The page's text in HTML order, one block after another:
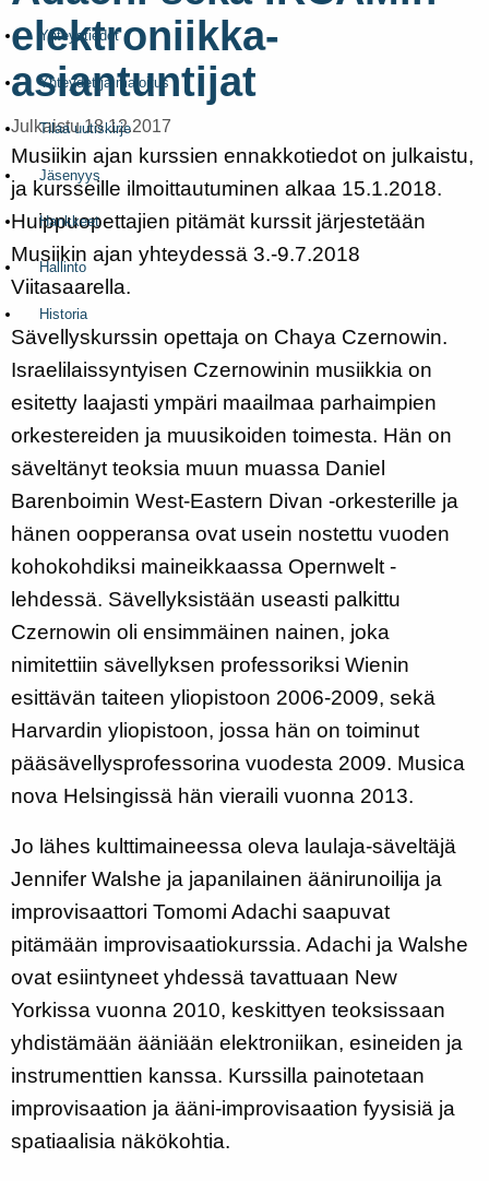
Yhteystiedot
Yhteydet ja majoitus
Tilaa uutiskirje
Jäsenyys
Hankkeet
Hallinto
Historia
elektroniikka-
asiantuntijat
Julkaistu 18.12.2017
Musiikin ajan kurssien ennakkotiedot on julkaistu,
ja kursseille ilmoittautuminen alkaa 15.1.2018.
Huippuopettajien pitämät kurssit järjestetään
Musiikin ajan yhteydessä 3.-9.7.2018
Viitasaarella.
Sävellyskurssin opettaja on Chaya Czernowin.
Israelilaissyntyisen Czernowinin musiikkia on
esitetty laajasti ympäri maailmaa parhaimpien
orkestereiden ja muusikoiden toimesta. Hän on
säveltänyt teoksia muun muassa Daniel
Barenboimin West-Eastern Divan -orkesterille ja
hänen oopperansa ovat usein nostettu vuoden
kohokohdiksi maineikkaassa Opernwelt -
lehdessä. Sävellyksistään useasti palkittu
Czernowin oli ensimmäinen nainen, joka
nimitettiin sävellyksen professoriksi Wienin
esittävän taiteen yliopistoon 2006-2009, sekä
Harvardin yliopistoon, jossa hän on toiminut
pääsävellysprofessorina vuodesta 2009. Musica
nova Helsingissä hän vieraili vuonna 2013.
Jo lähes kulttimaineessa oleva laulaja-säveltäjä
Jennifer Walshe ja japanilainen äänirunoilija ja
improvisaattori Tomomi Adachi saapuvat
pitämään improvisaatiokurssia. Adachi ja Walshe
ovat esiintyneet yhdessä tavattuaan New
Yorkissa vuonna 2010, keskittyen teoksissaan
yhdistämään ääniään elektroniikan, esineiden ja
instrumenttien kanssa. Kurssilla painotetaan
improvisaation ja ääni-improvisaation fyysisiä ja
spatiaalisia näkökohtia.